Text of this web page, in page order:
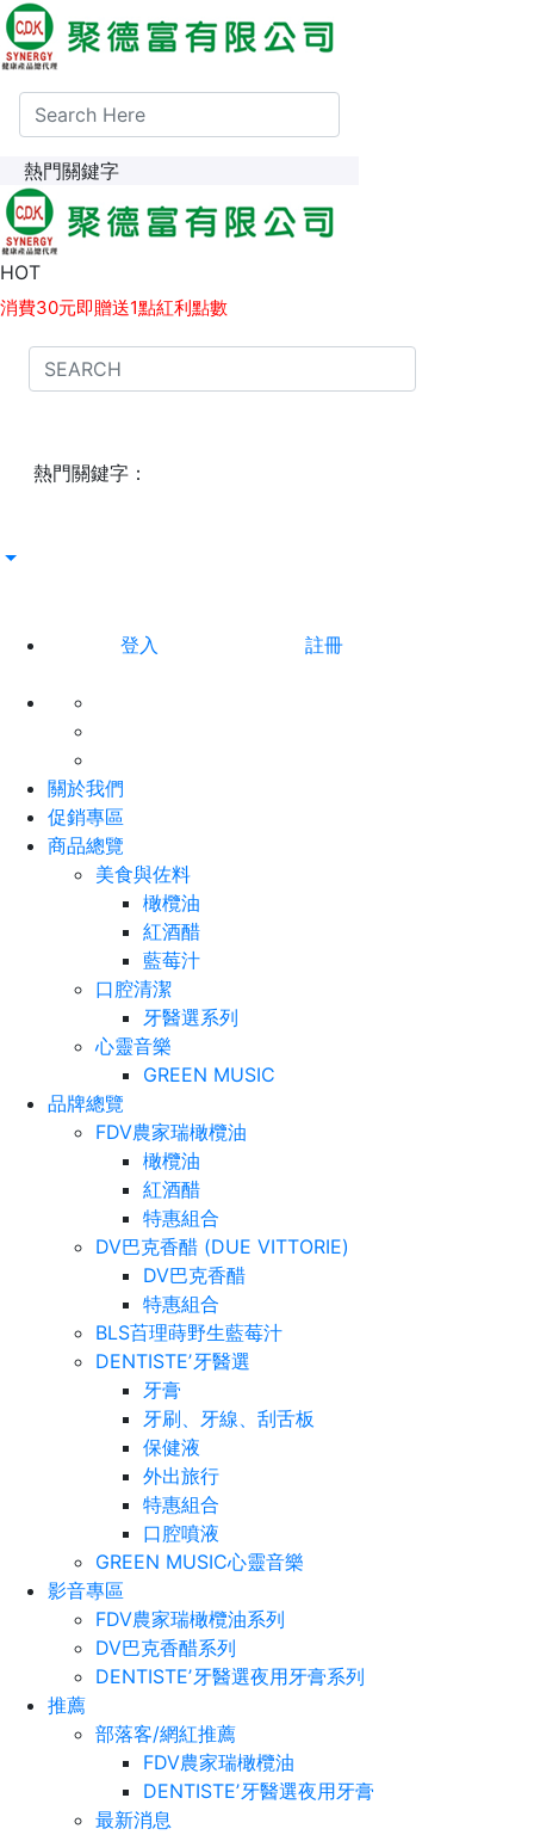
熱門關鍵字
HOT
1點紅利點數 等同 1元現金，可於下次消費時折抵。
消費30元即贈送1點紅利點數
熱門關鍵字：
登入 註冊
關於我們
促銷專區
商品總覽
美食與佐料
橄欖油
紅酒醋
藍莓汁
口腔清潔
牙醫選系列
心靈音樂
GREEN MUSIC
品牌總覽
FDV農家瑞橄欖油
橄欖油
紅酒醋
特惠組合
DV巴克香醋 (DUE VITTORIE)
DV巴克香醋
特惠組合
BLS苩理蒔野生藍莓汁
DENTISTEʼ牙醫選
牙膏
牙刷、牙線、刮舌板
保健液
外出旅行
特惠組合
口腔噴液
GREEN MUSIC心靈音樂
影音專區
FDV農家瑞橄欖油系列
DV巴克香醋系列
DENTISTEʼ牙醫選夜用牙膏系列
推薦
部落客/網紅推薦
FDV農家瑞橄欖油
DENTISTEʼ牙醫選夜用牙膏
最新消息